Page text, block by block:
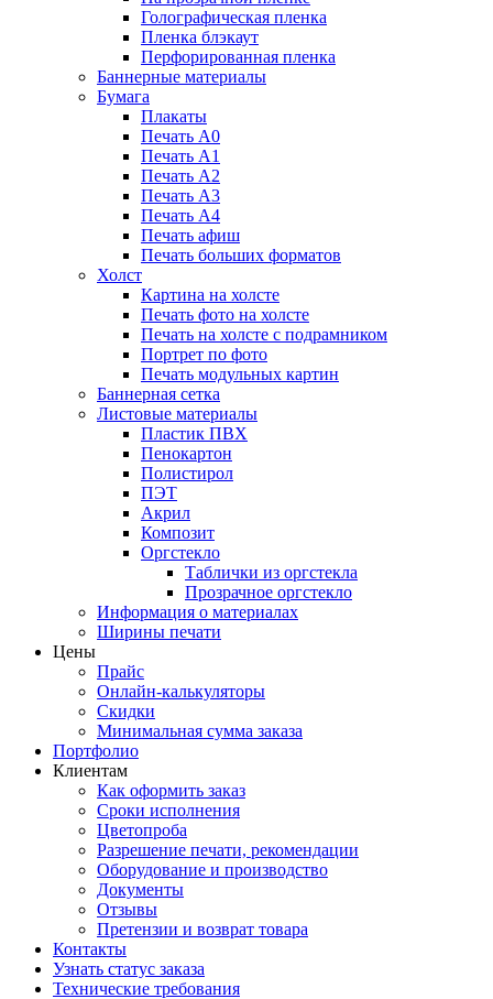
Голографическая пленка
Пленка блэкаут
Перфорированная пленка
Баннерные материалы
Бумага
Плакаты
Печать А0
Печать А1
Печать А2
Печать А3
Печать А4
Печать афиш
Печать больших форматов
Холст
Картина на холсте
Печать фото на холсте
Печать на холсте с подрамником
Портрет по фото
Печать модульных картин
Баннерная сетка
Листовые материалы
Пластик ПВХ
Пенокартон
Полистирол
ПЭТ
Акрил
Композит
Оргстекло
Таблички из оргстекла
Прозрачное оргстекло
Информация о материалах
Ширины печати
Цены
Прайс
Онлайн-калькуляторы
Скидки
Минимальная сумма заказа
Портфолио
Клиентам
Как оформить заказ
Сроки исполнения
Цветопроба
Разрешение печати, рекомендации
Оборудование и производство
Документы
Отзывы
Претензии и возврат товара
Контакты
Узнать статус заказа
Технические требования